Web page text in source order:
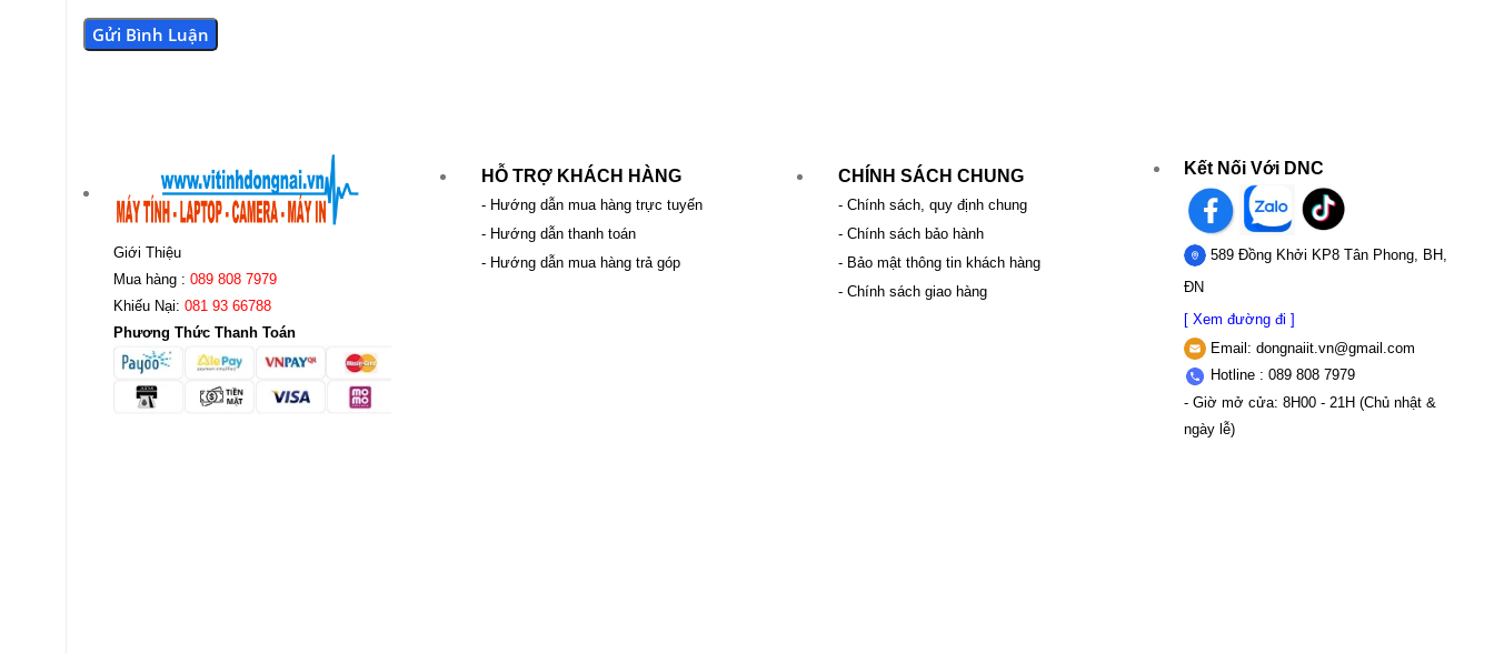
Giới Thiệu
Mua hàng : 089 808 7979
Khiếu Nại: 081 93 66788
Phương Thức Thanh Toán
HỖ TRỢ KHÁCH HÀNG
- Hướng dẫn mua hàng trực tuyến
- Hướng dẫn thanh toán
- Hướng dẫn mua hàng trả góp
CHÍNH SÁCH CHUNG
- Chính sách, quy định chung
- Chính sách bảo hành
- Bảo mật thông tin khách hàng
- Chính sách giao hàng
Kết Nối Với DNC
589 Đồng Khởi KP8 Tân Phong, BH,
ĐN
[ Xem đường đi ]
Email: dongnaiit.vn@gmail.com
Hotline : 089 808 7979
- Giờ mở cửa: 8H00 - 21H (Chủ nhật &
ngày lễ)